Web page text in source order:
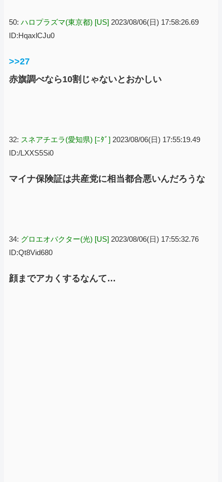
50: ハロプラズマ(東京都) [US] 2023/08/06(日) 17:58:26.69
ID:HqaxlCJu0
>>27
赤旗調べなら10割じゃないとおかしい
32: スネアチエラ(愛知県) [ﾆﾀﾞ] 2023/08/06(日) 17:55:19.49
ID:/LXXS5Si0
マイナ保険証は共産党に相当都合悪いんだろうな
34: グロエオバクター(光) [US] 2023/08/06(日) 17:55:32.76
ID:Qt8Vid680
顔までアカくするなんて…